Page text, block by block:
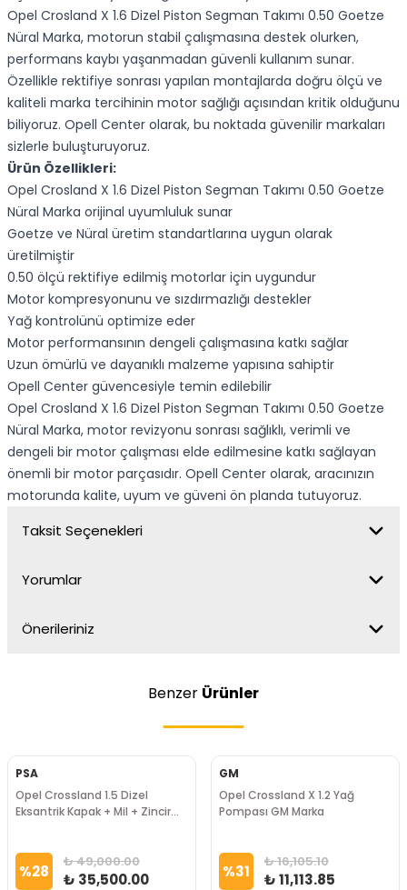
Opel Crosland X 1.6 Dizel Piston Segman Takımı 0.50 Goetze
Nüral Marka, motorun stabil çalışmasına destek olurken,
performans kaybı yaşanmadan güvenli kullanım sunar.
Özellikle rektifiye sonrası yapılan montajlarda doğru ölçü ve
kaliteli marka tercihinin motor sağlığı açısından kritik olduğunu
biliyoruz. Opell Center olarak, bu noktada güvenilir markaları
sizlerle buluşturuyoruz.
Ürün Özellikleri:
Opel Crosland X 1.6 Dizel Piston Segman Takımı 0.50 Goetze
Nüral Marka orijinal uyumluluk sunar
Goetze ve Nüral üretim standartlarına uygun olarak
üretilmiştir
0.50 ölçü rektifiye edilmiş motorlar için uygundur
Motor kompresyonunu ve sızdırmazlığı destekler
Yağ kontrolünü optimize eder
Motor performansının dengeli çalışmasına katkı sağlar
Uzun ömürlü ve dayanıklı malzeme yapısına sahiptir
Opell Center güvencesiyle temin edilebilir
Opel Crosland X 1.6 Dizel Piston Segman Takımı 0.50 Goetze
Nüral Marka, motor revizyonu sonrası sağlıklı, verimli ve
dengeli bir motor çalışması elde edilmesine katkı sağlayan
önemli bir motor parçasıdır. Opell Center olarak, aracınızın
motorunda kalite, uyum ve güveni ön planda tutuyoruz.
Taksit Seçenekleri
Yorumlar
Önerileriniz
Benzer Ürünler
PSA
Opel Crossland 1.5 Dizel
Eksantrik Kapak + Mil + Zincir
%28 ₺ 49,000.00
₺ 35,500.00
GM
Opel Crossland X 1.2 Yağ
Pompası GM Marka
%31 ₺ 16,105.10
₺ 11,113.85